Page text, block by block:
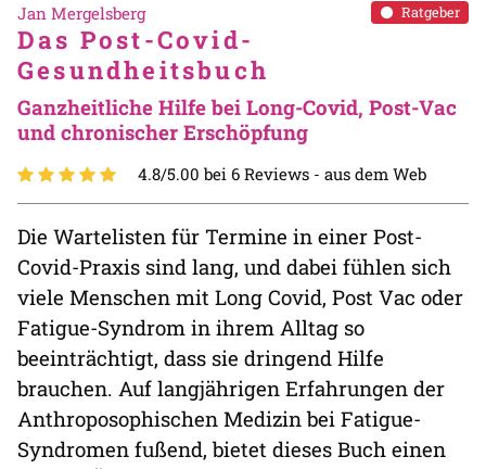
Ratgeber
Jan Mergelsberg
Das Post-Covid-
Gesundheitsbuch
Ganzheitliche Hilfe bei Long-Covid, Post-Vac
und chronischer Erschöpfung
4.8/5.00 bei 6 Reviews - aus dem Web
Die Wartelisten für Termine in einer Post-
Covid-Praxis sind lang, und dabei fühlen sich
viele Menschen mit Long Covid, Post Vac oder
Fatigue-Syndrom in ihrem Alltag so
beeinträchtigt, dass sie dringend Hilfe
brauchen. Auf langjährigen Erfahrungen der
Anthroposophischen Medizin bei Fatigue-
Syndromen fußend, bietet dieses Buch einen